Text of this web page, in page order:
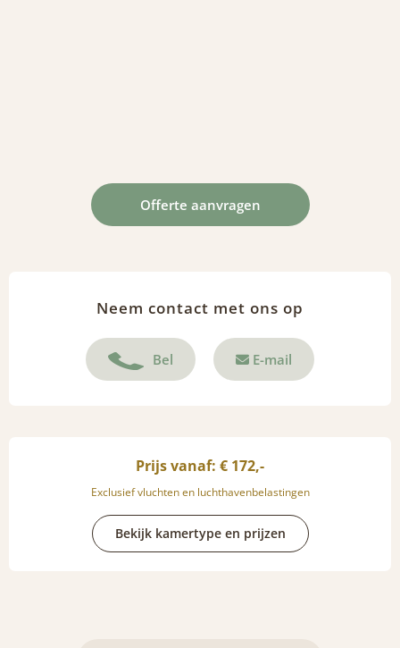
Offerte aanvragen
Neem contact met ons op
Bel E-mail
Prijs vanaf: € 172,-
Exclusief vluchten en luchthavenbelastingen
Bekijk kamertype en prijzen